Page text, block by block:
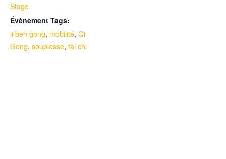
Stage
Évènement Tags:
ji ben gong, mobilité, Qi
Gong, souplesse, tai chi